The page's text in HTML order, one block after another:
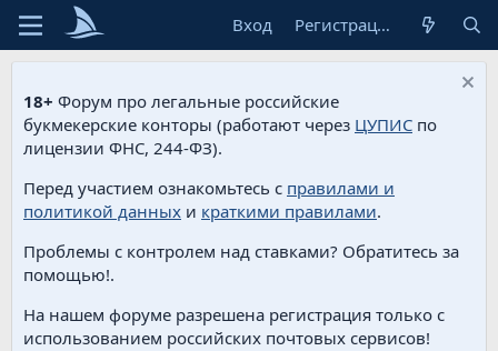
Вход Регистрация
18+ Форум про легальные российские
букмекерские конторы (работают через ЦУПИС по
лицензии ФНС, 244-ФЗ).
Перед участием ознакомьтесь с правилами и
политикой данных и краткими правилами.
Проблемы с контролем над ставками? Обратитесь за
помощью!.
На нашем форуме разрешена регистрация только с
использованием российских почтовых сервисов!